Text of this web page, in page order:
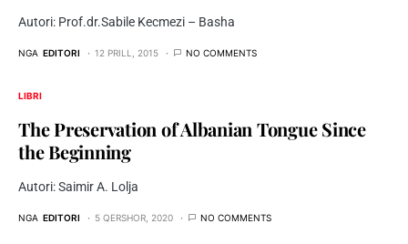
Autori: Prof.dr.Sabile Kecmezi – Basha
NGA EDITORI 12 PRILL, 2015 NO COMMENTS
LIBRI
The Preservation of Albanian Tongue Since
the Beginning
Autori: Saimir A. Lolja
NGA EDITORI 5 QERSHOR, 2020 NO COMMENTS